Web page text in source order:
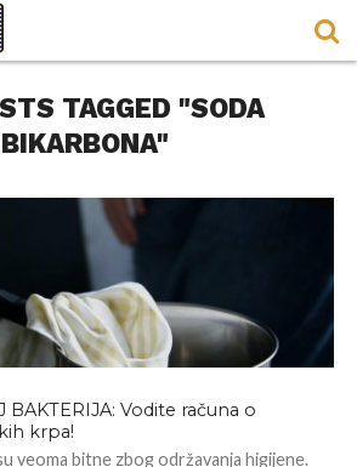
TAGGED "SODA
BIKARBONA"
BAKTERIJA: Vodite računa o
krpa!
veoma bitne zbog održavanja higijene.